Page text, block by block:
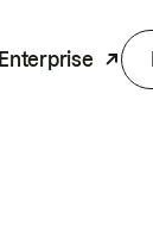
Enterprise